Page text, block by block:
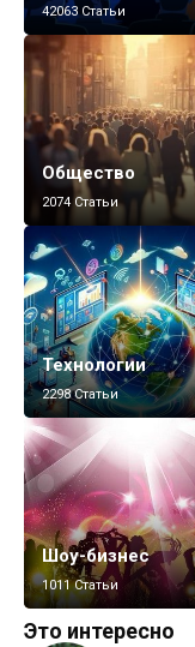
42063 Статьи
Общество
2074 Статьи
Технологии
2298 Статьи
Шоу-бизнес
1011 Статьи
Это интересно